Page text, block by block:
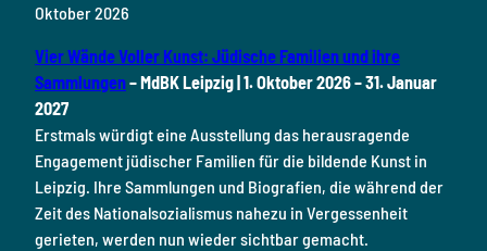
Oktober 2026
Vier Wände Voller Kunst: Jüdische Familien und ihre
Sammlungen– MdBK Leipzig | 1. Oktober 2026 – 31. Januar
2027
Erstmals würdigt eine Ausstellung das herausragende
Engagement jüdischer Familien für die bildende Kunst in
Leipzig. Ihre Sammlungen und Biografien, die während der
Zeit des Nationalsozialismus nahezu in Vergessenheit
gerieten, werden nun wieder sichtbar gemacht.